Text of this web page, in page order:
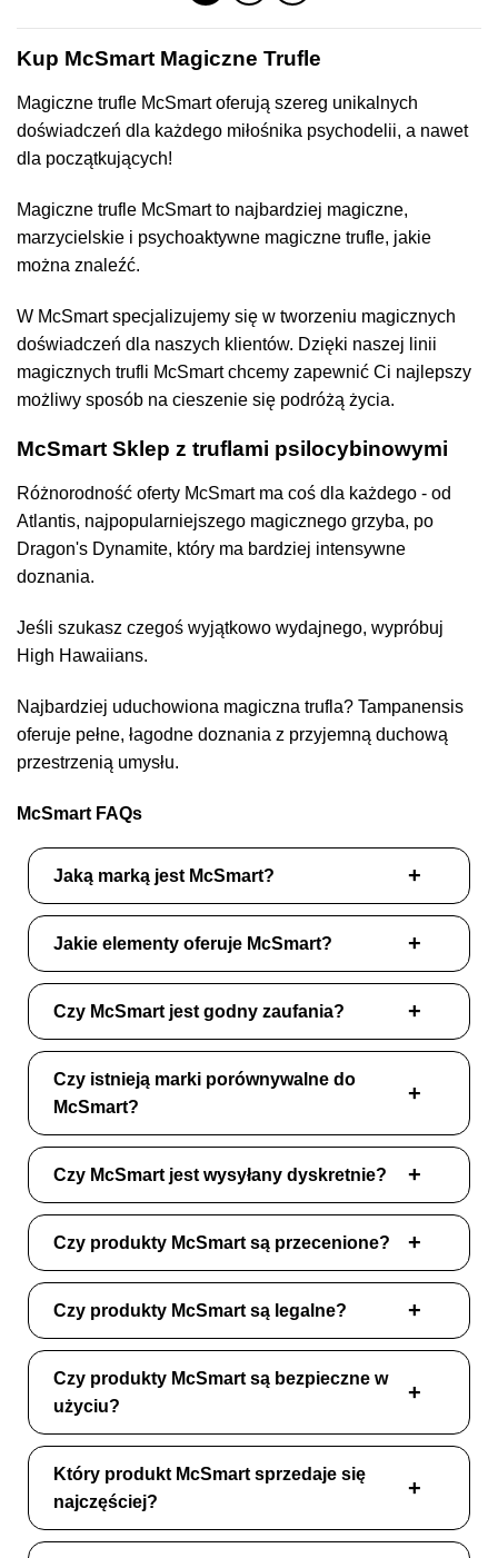
Kup McSmart Magiczne Trufle
Magiczne trufle McSmart oferują szereg unikalnych
doświadczeń dla każdego miłośnika psychodelii, a nawet
dla początkujących!
Magiczne trufle McSmart to najbardziej magiczne,
marzycielskie i psychoaktywne magiczne trufle, jakie
można znaleźć.
W McSmart specjalizujemy się w tworzeniu magicznych
doświadczeń dla naszych klientów. Dzięki naszej linii
magicznych trufli McSmart chcemy zapewnić Ci najlepszy
możliwy sposób na cieszenie się podróżą życia.
McSmart Sklep z truflami psilocybinowymi
Różnorodność oferty McSmart ma coś dla każdego - od
Atlantis, najpopularniejszego magicznego grzyba, po
Dragon's Dynamite, który ma bardziej intensywne
doznania.
Jeśli szukasz czegoś wyjątkowo wydajnego, wypróbuj
High Hawaiians.
Najbardziej uduchowiona magiczna trufla? Tampanensis
oferuje pełne, łagodne doznania z przyjemną duchową
przestrzenią umysłu.
McSmart FAQs
Jaką marką jest McSmart?
Jakie elementy oferuje McSmart?
Czy McSmart jest godny zaufania?
Czy istnieją marki porównywalne do
McSmart?
Czy McSmart jest wysyłany dyskretnie?
Czy produkty McSmart są przecenione?
Czy produkty McSmart są legalne?
Czy produkty McSmart są bezpieczne w
użyciu?
Który produkt McSmart sprzedaje się
najczęściej?